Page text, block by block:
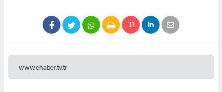
www.ehaber.tv.tr